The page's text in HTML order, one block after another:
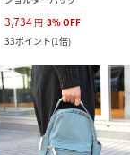
3,734 円 3%OFF
33ポイント(1倍)